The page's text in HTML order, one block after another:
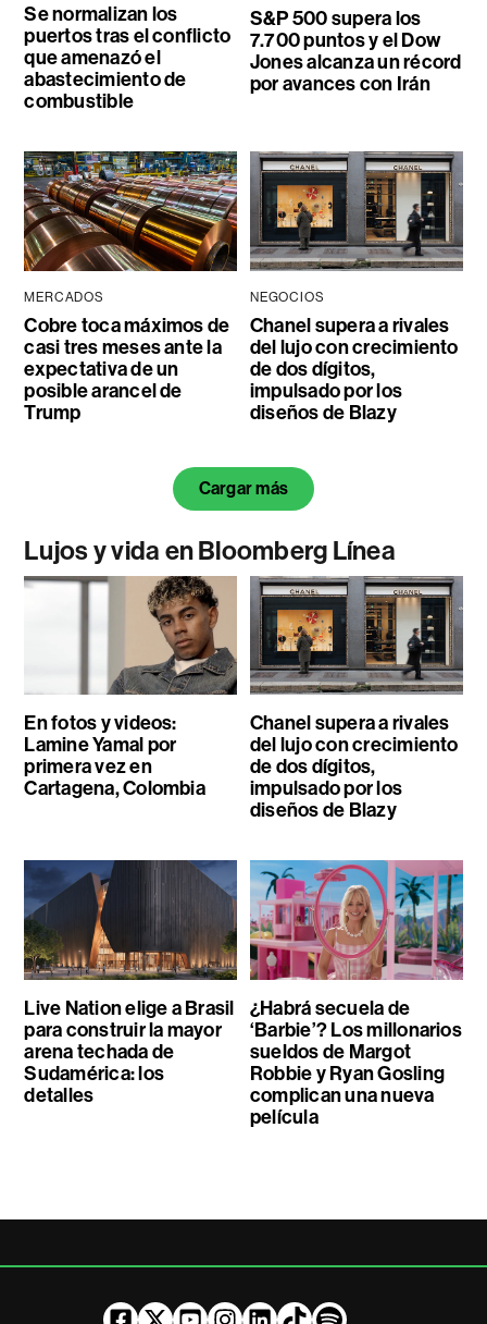
Se normalizan los
puertos tras el conflicto
que amenazó el
abastecimiento de
combustible
S&P 500 supera los
7.700 puntos y el Dow
Jones alcanza un récord
por avances con Irán
MERCADOS
Cobre toca máximos de
casi tres meses ante la
expectativa de un
posible arancel de
Trump
NEGOCIOS
Chanel supera a rivales
del lujo con crecimiento
de dos dígitos,
impulsado por los
diseños de Blazy
Cargar más
Lujos y vida en Bloomberg Línea
En fotos y videos:
Lamine Yamal por
primera vez en
Cartagena, Colombia
Chanel supera a rivales
del lujo con crecimiento
de dos dígitos,
impulsado por los
diseños de Blazy
Live Nation elige a Brasil
para construir la mayor
arena techada de
Sudamérica: los
detalles
¿Habrá secuela de
‘Barbie’? Los millonarios
sueldos de Margot
Robbie y Ryan Gosling
complican una nueva
película